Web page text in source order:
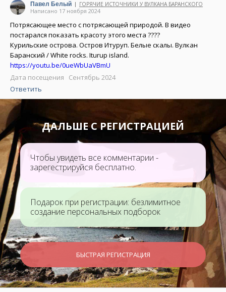
Павел Белый | ГОРЯЧИЕ ИСТОЧНИКИ У ВУЛКАНА БАРАНСКОГО
Написано 17 ноября 2024
Потрясающее место с потрясающей природой. В видео
постарался показать красоту этого места ????
Курильские острова. Остров Итуруп. Белые скалы. Вулкан
Баранский / White rocks. Iturup island.
https://youtu.be/0ueWbUaVBmU
Дата посещения Сентябрь 2024
Ответить
ДАЛЬШЕ С РЕГИСТРАЦИЕЙ
Чтобы увидеть все комментарии -
зарегестрируйся бесплатно.
Подарок при регистрации: безлимитное
создание персональных подборок
БЫСТРАЯ РЕГИСТРАЦИЯ